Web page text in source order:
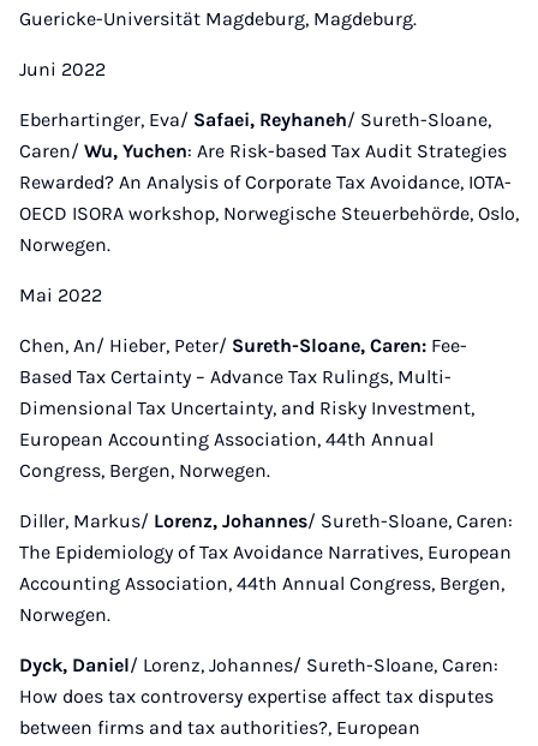
Guericke-Universität Magdeburg, Magdeburg.
Juni 2022
Eberhartinger, Eva/ Safaei, Reyhaneh/ Sureth-Sloane,
Caren/ Wu, Yuchen: Are Risk-based Tax Audit Strategies
Rewarded? An Analysis of Corporate Tax Avoidance, IOTA-
OECD ISORA workshop, Norwegische Steuerbehörde, Oslo,
Norwegen.
Mai 2022
Chen, An/ Hieber, Peter/ Sureth-Sloane, Caren: Fee-
Based Tax Certainty – Advance Tax Rulings, Multi-
Dimensional Tax Uncertainty, and Risky Investment,
European Accounting Association, 44th Annual
Congress, Bergen, Norwegen.
Diller, Markus/ Lorenz, Johannes/ Sureth-Sloane, Caren:
The Epidemiology of Tax Avoidance Narratives, European
Accounting Association, 44th Annual Congress, Bergen,
Norwegen.
Dyck, Daniel/ Lorenz, Johannes/ Sureth-Sloane, Caren:
How does tax controversy expertise affect tax disputes
between firms and tax authorities?, European